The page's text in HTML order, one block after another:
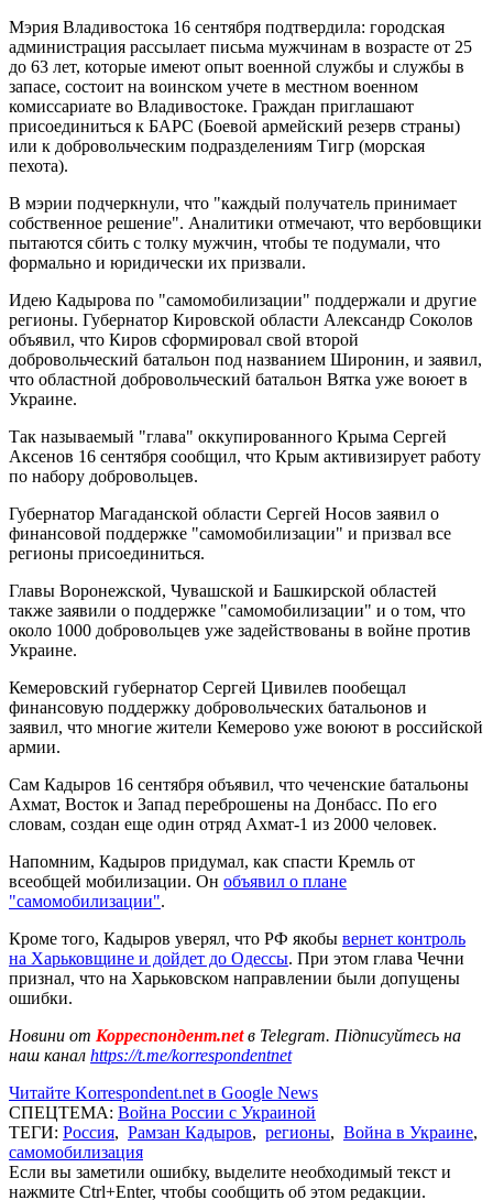
Мэрия Владивостока 16 сентября подтвердила: городская
администрация рассылает письма мужчинам в возрасте от 25
до 63 лет, которые имеют опыт военной службы и службы в
запасе, состоит на воинском учете в местном военном
комиссариате во Владивостоке. Граждан приглашают
присоединиться к БАРС (Боевой армейский резерв страны)
или к добровольческим подразделениям Тигр (морская
пехота).
В мэрии подчеркнули, что "каждый получатель принимает
собственное решение". Аналитики отмечают, что вербовщики
пытаются сбить с толку мужчин, чтобы те подумали, что
формально и юридически их призвали.
Идею Кадырова по "самомобилизации" поддержали и другие
регионы. Губернатор Кировской области Александр Соколов
объявил, что Киров сформировал свой второй
добровольческий батальон под названием Широнин, и заявил,
что областной добровольческий батальон Вятка уже воюет в
Украине.
Так называемый "глава" оккупированного Крыма Сергей
Аксенов 16 сентября сообщил, что Крым активизирует работу
по набору добровольцев.
Губернатор Магаданской области Сергей Носов заявил о
финансовой поддержке "самомобилизации" и призвал все
регионы присоединиться.
Главы Воронежской, Чувашской и Башкирской областей
также заявили о поддержке "самомобилизации" и о том, что
около 1000 добровольцев уже задействованы в войне против
Украине.
Кемеровский губернатор Сергей Цивилев пообещал
финансовую поддержку добровольческих батальонов и
заявил, что многие жители Кемерово уже воюют в российской
армии.
Сам Кадыров 16 сентября объявил, что чеченские батальоны
Ахмат, Восток и Запад переброшены на Донбасс. По его
словам, создан еще один отряд Ахмат-1 из 2000 человек.
Напомним, Кадыров придумал, как спасти Кремль от
всеобщей мобилизации. Он объявил о плане
"самомобилизации".
Кроме того, Кадыров уверял, что РФ якобы вернет контроль
на Харьковщине и дойдет до Одессы. При этом глава Чечни
признал, что на Харьковском направлении были допущены
ошибки.
Новини от Корреспондент.netв Telegram. Підписуйтесь на
наш канал https://t.me/korrespondentnet
Читайте Korrespondent.net в Google News
СПЕЦТЕМА: Война России с Украиной
ТЕГИ: Россия, Рамзан Кадыров, регионы, Война в Украине,
самомобилизация
Если вы заметили ошибку, выделите необходимый текст и
нажмите Ctrl+Enter, чтобы сообщить об этом редакции.